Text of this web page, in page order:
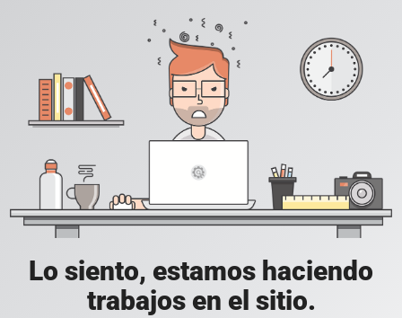
Lo siento, estamos haciendo
trabajos en el sitio.